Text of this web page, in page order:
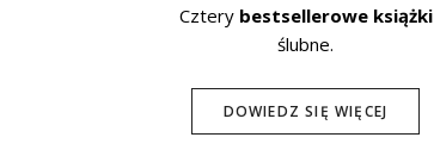
Cztery bestsellerowe książki
ślubne.
DOWIEDZ SIĘ WIĘCEJ